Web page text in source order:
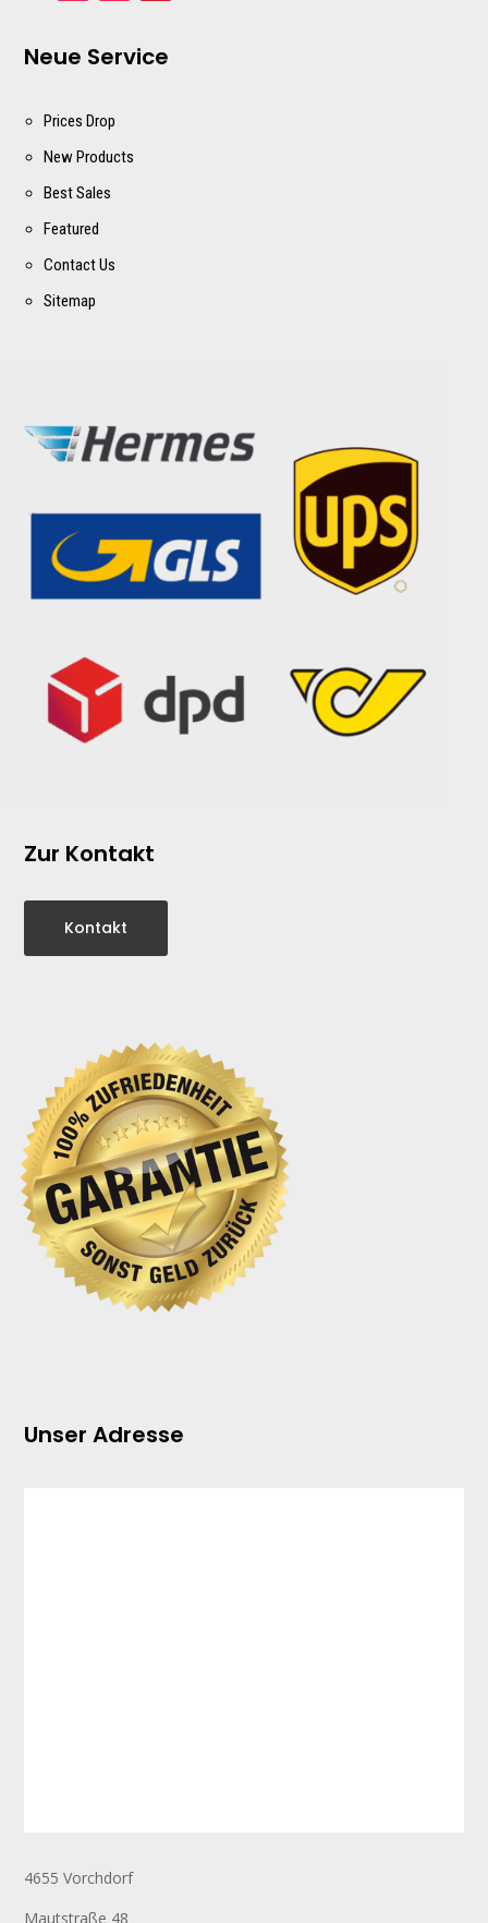
Neue Service
Prices Drop
New Products
Best Sales
Featured
Contact Us
Sitemap
Zur Kontakt
Kontakt
Unser Adresse
4655 Vorchdorf
Mautstraße 48